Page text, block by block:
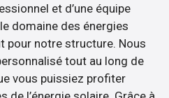
et d’une équipe
domaine des énergies
pour notre structure. Nous
tout au long de
vous puissiez profiter